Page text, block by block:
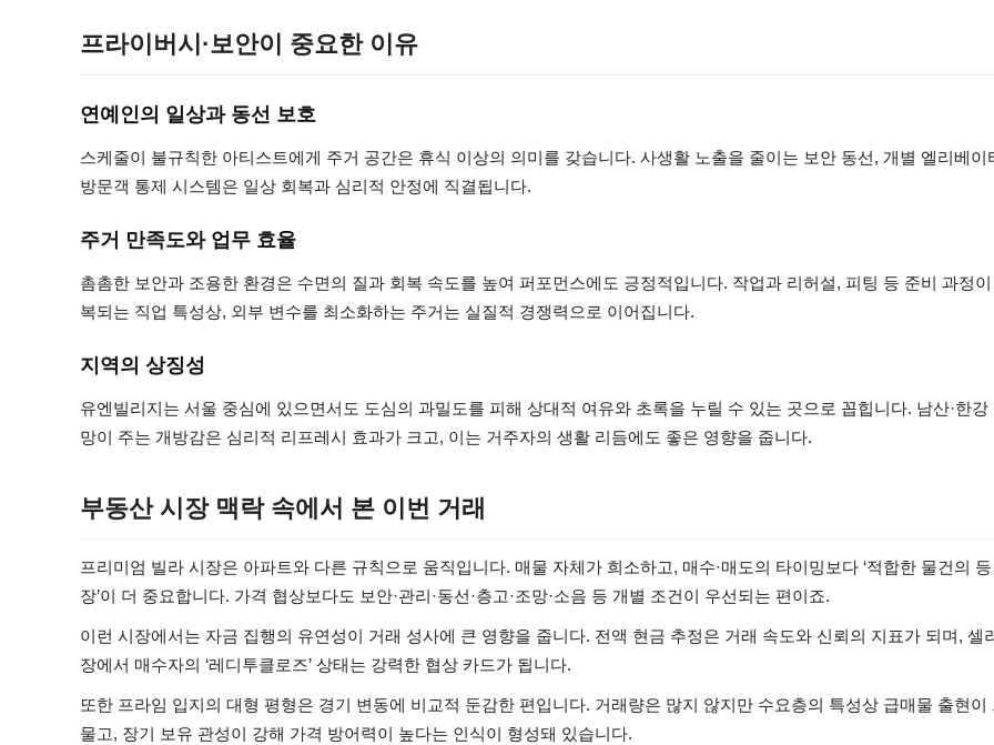
프라이버시·보안이 중요한 이유
연예인의 일상과 동선 보호
스케줄이 불규칙한 아티스트에게 주거 공간은 휴식 이상의 의미를 갖습니다. 사생활 노출을 줄이는 보안 동선, 개별 엘리베이
방문객 통제 시스템은 일상 회복과 심리적 안정에 직결됩니다.
주거 만족도와 업무 효율
촘촘한 보안과 조용한 환경은 수면의 질과 회복 속도를 높여 퍼포먼스에도 긍정적입니다. 작업과 리허설, 피팅 등 준비 과정
복되는 직업 특성상, 외부 변수를 최소화하는 주거는 실질적 경쟁력으로 이어집니다.
지역의 상징성
유엔빌리지는 서울 중심에 있으면서도 도심의 과밀도를 피해 상대적 여유와 초록을 누릴 수 있는 곳으로 꼽힙니다. 남산·한강
망이 주는 개방감은 심리적 리프레시 효과가 크고, 이는 거주자의 생활 리듬에도 좋은 영향을 줍니다.
부동산 시장 맥락 속에서 본 이번 거래
프리미엄 빌라 시장은 아파트와 다른 규칙으로 움직입니다. 매물 자체가 희소하고, 매수·매도의 타이밍보다 ‘적합한 물건의 등
장’이 더 중요합니다. 가격 협상보다도 보안·관리·동선·층고·조망·소음 등 개별 조건이 우선되는 편이죠.
이런 시장에서는 자금 집행의 유연성이 거래 성사에 큰 영향을 줍니다. 전액 현금 추정은 거래 속도와 신뢰의 지표가 되며, 셀
장에서 매수자의 ‘레디투클로즈’ 상태는 강력한 협상 카드가 됩니다.
또한 프라임 입지의 대형 평형은 경기 변동에 비교적 둔감한 편입니다. 거래량은 많지 않지만 수요층의 특성상 급매물 출현이
물고, 장기 보유 관성이 강해 가격 방어력이 높다는 인식이 형성돼 있습니다.